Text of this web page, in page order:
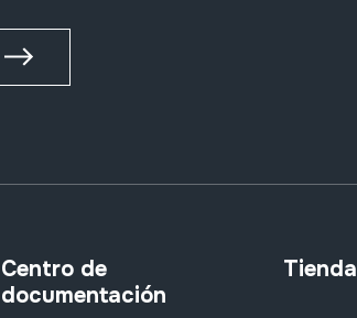
Centro de
documentación
Tienda